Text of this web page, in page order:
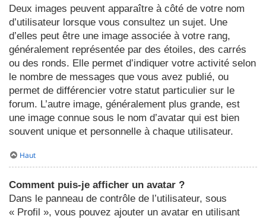
Deux images peuvent apparaître à côté de votre nom
d’utilisateur lorsque vous consultez un sujet. Une
d’elles peut être une image associée à votre rang,
généralement représentée par des étoiles, des carrés
ou des ronds. Elle permet d’indiquer votre activité selon
le nombre de messages que vous avez publié, ou
permet de différencier votre statut particulier sur le
forum. L’autre image, généralement plus grande, est
une image connue sous le nom d’avatar qui est bien
souvent unique et personnelle à chaque utilisateur.
Haut
Comment puis-je afficher un avatar ?
Dans le panneau de contrôle de l’utilisateur, sous
« Profil », vous pouvez ajouter un avatar en utilisant